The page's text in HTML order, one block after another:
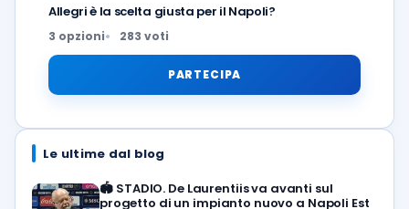
Allegri è la scelta giusta per il Napoli?
3 opzioni 283 voti
PARTECIPA
Le ultime dal blog
🏟️ STADIO. De Laurentiis va avanti sul
progetto di un impianto nuovo a Napoli Est